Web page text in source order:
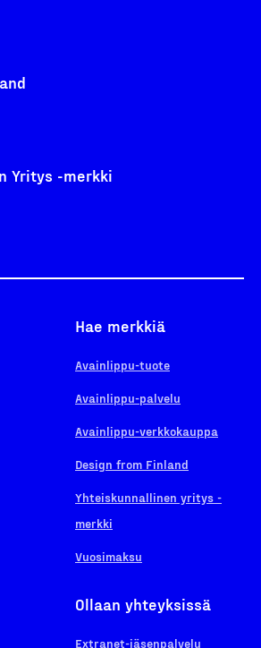
Yritys -merkki
Hae merkkiä
Avainlippu-tuote
Avainlippu-palvelu
Avainlippu-verkkokauppa
Design from Finland
Yhteiskunnallinen yritys -
merkki
Vuosimaksu
Ollaan yhteyksissä
Extranet-jäsenpalvelu